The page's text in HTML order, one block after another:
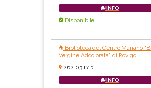
INFO
Disponibile
Biblioteca del Centro Mariano
Vergine Addolorata" di Rovigo
262.03 B16
INFO